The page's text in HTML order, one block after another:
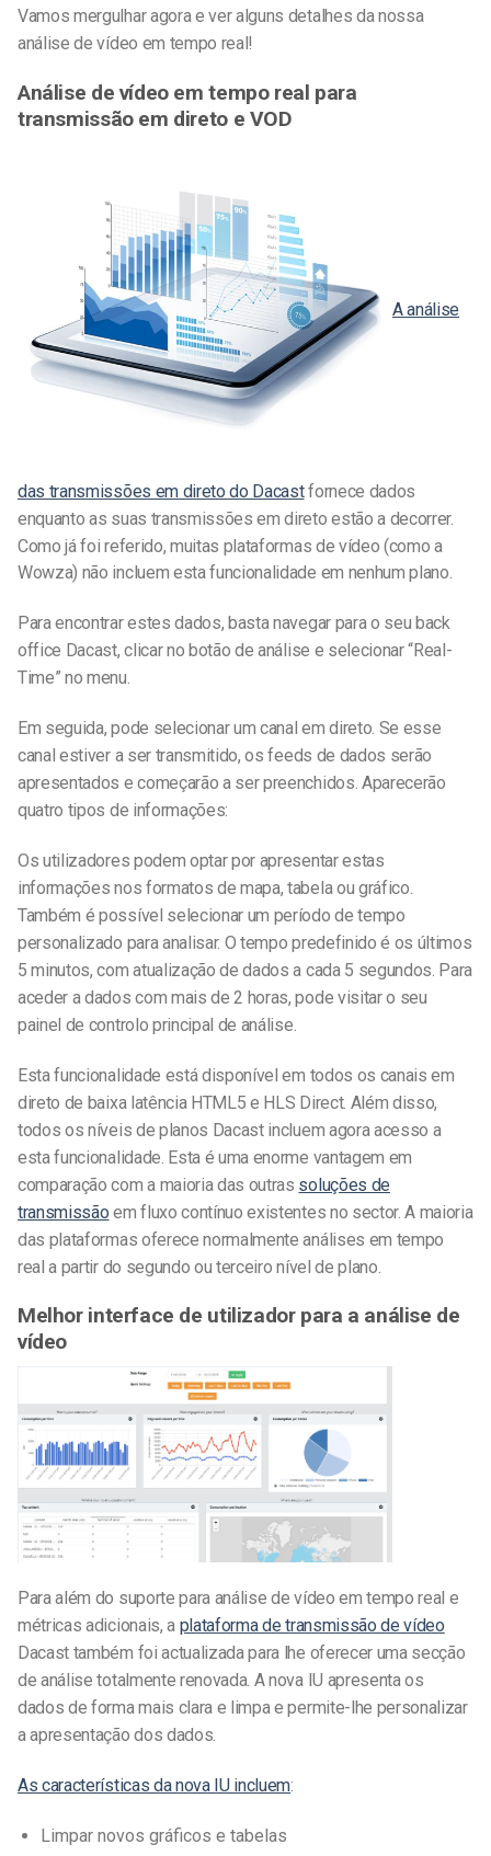
Vamos mergulhar agora e ver alguns detalhes da nossa
análise de vídeo em tempo real!
Análise de vídeo em tempo real para
transmissão em direto e VOD
A análise
das transmissões em direto do Dacastfornece dados
enquanto as suas transmissões em direto estão a decorrer.
Como já foi referido, muitas plataformas de vídeo (como a
Wowza) não incluem esta funcionalidade em nenhum plano.
Para encontrar estes dados, basta navegar para o seu back
office Dacast, clicar no botão de análise e selecionar “Real-
Time” no menu.
Em seguida, pode selecionar um canal em direto. Se esse
canal estiver a ser transmitido, os feeds de dados serão
apresentados e começarão a ser preenchidos. Aparecerão
quatro tipos de informações:
Os utilizadores podem optar por apresentar estas
informações nos formatos de mapa, tabela ou gráfico.
Também é possível selecionar um período de tempo
personalizado para analisar. O tempo predefinido é os últimos
5 minutos, com atualização de dados a cada 5 segundos. Para
aceder a dados com mais de 2 horas, pode visitar o seu
painel de controlo principal de análise.
Esta funcionalidade está disponível em todos os canais em
direto de baixa latência HTML5 e HLS Direct. Além disso,
todos os níveis de planos Dacast incluem agora acesso a
esta funcionalidade. Esta é uma enorme vantagem em
comparação com a maioria das outras soluções de
transmissão em fluxo contínuo existentes no sector. A maioria
das plataformas oferece normalmente análises em tempo
real a partir do segundo ou terceiro nível de plano.
Melhor interface de utilizador para a análise de
vídeo
Para além do suporte para análise de vídeo em tempo real e
métricas adicionais, a plataforma de transmissão de vídeo
Dacast também foi actualizada para lhe oferecer uma secção
de análise totalmente renovada. A nova IU apresenta os
dados de forma mais clara e limpa e permite-lhe personalizar
a apresentação dos dados.
As características da nova IU incluem:
Limpar novos gráficos e tabelas